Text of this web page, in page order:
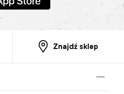
Znajdź sklep